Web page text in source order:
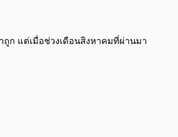
ก แต่เมื่อช่วงเดือนสิงหาคมที่ผ่านมา